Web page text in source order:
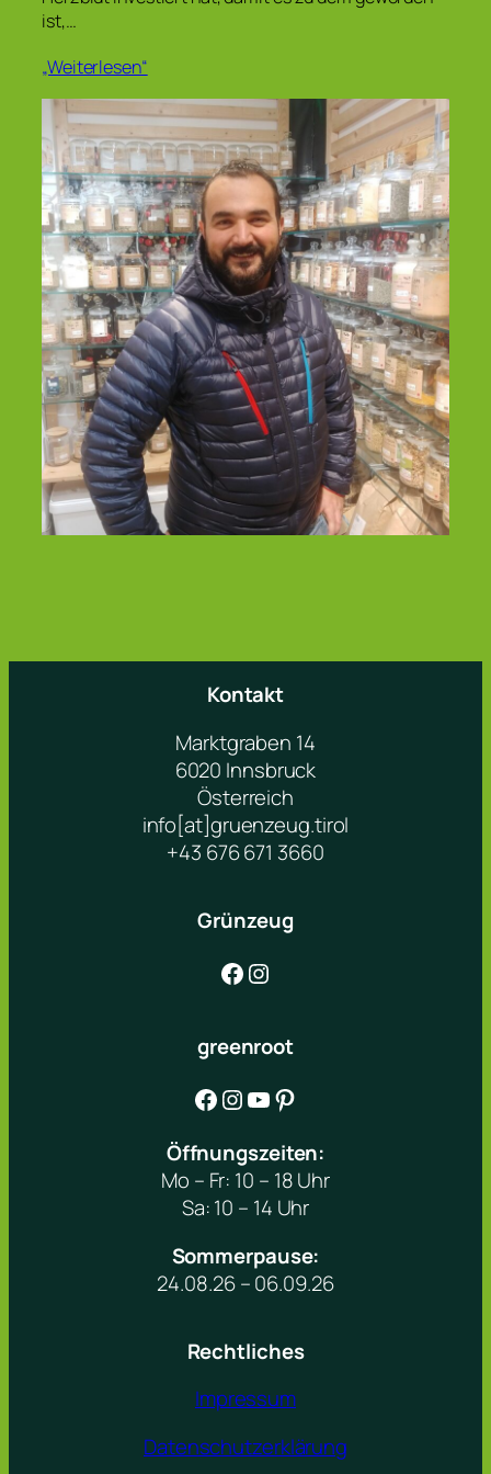
ist,…
„Weiterlesen“
Kontakt
Marktgraben 14
6020 Innsbruck
Österreich
info[at]gruenzeug.tirol
+43 676 671 3660
Grünzeug
Facebook Instagram
greenroot
Facebook Instagram YouTube Pinterest
Öffnungszeiten:
Mo – Fr: 10 – 18 Uhr
Sa: 10 – 14 Uhr
Sommerpause:
24.08.26 – 06.09.26
Rechtliches
Impressum
Datenschutzerklärung